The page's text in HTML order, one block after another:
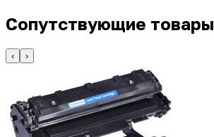
Сопутствующие товары
‹ ›